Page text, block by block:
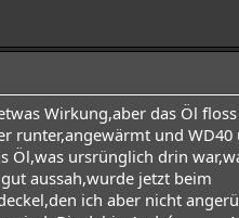
Wirkung,aber das Öl
runter,angewärmt und
Öl,was ursrünglich drin
aussah,wurde jetzt beim
ich aber nicht